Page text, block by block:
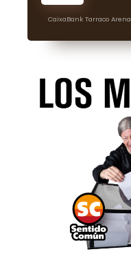
CaixaBank Tarraco Arena